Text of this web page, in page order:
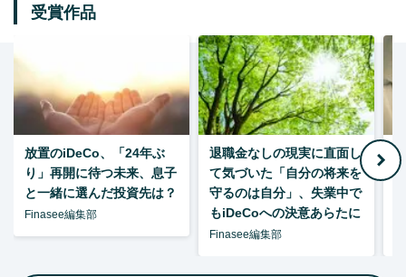
受賞作品
放置のiDeCo、「24年ぶ
り」再開に待つ未来、息子
と一緒に選んだ投資先は？
Finasee編集部
退職金なしの現実に直面し
て気づいた「自分の将来を
守るのは自分」、失業中で
もiDeCoへの決意あらたに
Finasee編集部